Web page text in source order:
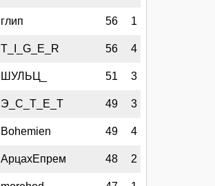
глип 56 1
T_I_G_E_R 56 4
ШУЛЬЦ_ 51 3
Э_С_Т_Е_Т 49 3
Bohemien 49 4
АрцахЕпрем 48 2